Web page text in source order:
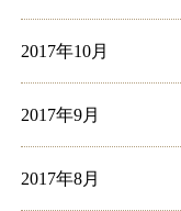
2017年10月
2017年9月
2017年8月